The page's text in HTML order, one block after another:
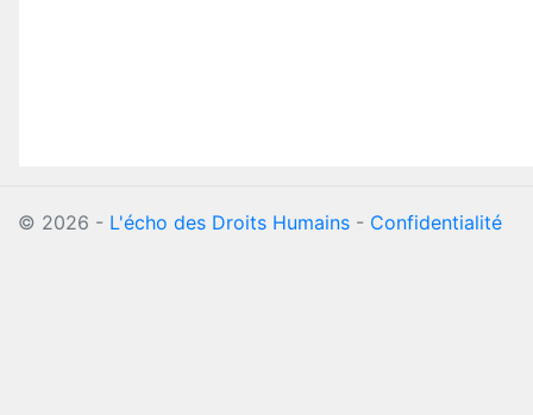
© 2026 - L'écho des Droits Humains - Confidentialité